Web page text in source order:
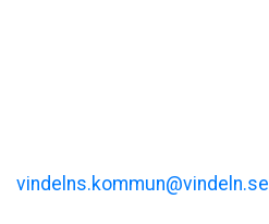
vindelns.kommun@vindeln.se